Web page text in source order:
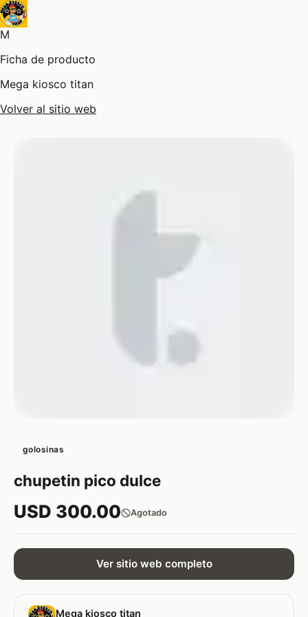
M
Ficha de producto
Mega kiosco titan
Volver al sitio web
golosinas
chupetin pico dulce
USD 300.00 Agotado
Ver sitio web completo
Mega kiosco titan